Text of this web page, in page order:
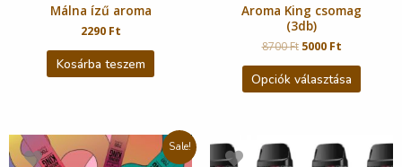
Málna ízű aroma
2290 Ft
Kosárba teszem
Aroma King csomag
(3db)
8700Ft 5000 Ft
Opciók választása
Sale!